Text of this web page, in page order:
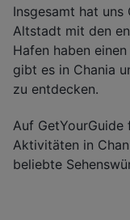
Insgesamt hat uns
Altstadt mit den
Hafen haben
gibt es in Chania
zu entdecken.
Auf
Aktivitäten in
beliebte